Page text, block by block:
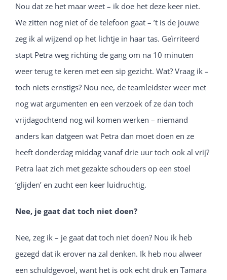
Nou dat ze het maar weet – ik doe het deze keer niet.
We zitten nog niet of de telefoon gaat – ’t is de jouwe
zeg ik al wijzend op het lichtje in haar tas. Geïrriteerd
stapt Petra weg richting de gang om na 10 minuten
weer terug te keren met een sip gezicht. Wat? Vraag ik –
toch niets ernstigs? Nou nee, de teamleidster weer met
nog wat argumenten en een verzoek of ze dan toch
vrijdagochtend nog wil komen werken – niemand
anders kan datgeen wat Petra dan moet doen en ze
heeft donderdag middag vanaf drie uur toch ook al vrij?
Petra laat zich met gezakte schouders op een stoel
‘glijden’ en zucht een keer luidruchtig.
Nee, je gaat dat toch niet doen?
Nee, zeg ik – je gaat dat toch niet doen? Nou ik heb
gezegd dat ik erover na zal denken. Ik heb nou alweer
een schuldgevoel, want het is ook echt druk en Tamara